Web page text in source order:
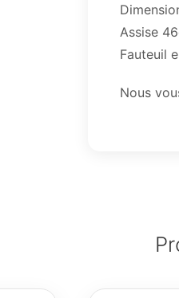
Assise
Fauteuil
Nous